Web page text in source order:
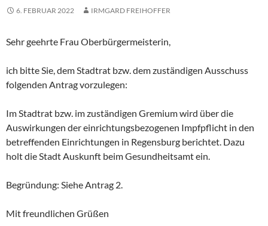
6. FEBRUAR 2022 IRMGARD FREIHOFFER
Sehr geehrte Frau Oberbürgermeisterin,
ich bitte Sie, dem Stadtrat bzw. dem zuständigen Ausschuss
folgenden Antrag vorzulegen:
Im Stadtrat bzw. im zuständigen Gremium wird über die
Auswirkungen der einrichtungsbezogenen Impfpflicht in den
betreffenden Einrichtungen in Regensburg berichtet. Dazu
holt die Stadt Auskunft beim Gesundheitsamt ein.
Begründung: Siehe Antrag 2.
Mit freundlichen Grüßen